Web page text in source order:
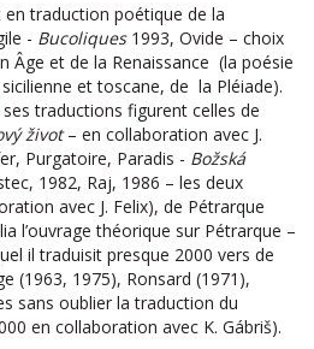
traduction poétique de la
- Bucoliques1993, Ovide – choix
Âge et de la Renaissance (la poésie
et toscane, de la Pléiade).
traductions figurent celles de
život– en collaboration avec J.
Purgatoire, Paradis - Božská
1982, Raj, 1986 – les deux
avec J. Felix), de Pétrarque
l’ouvrage théorique sur Pétrarque –
il traduisit presque 2000 vers de
(1963, 1975), Ronsard (1971),
sans oublier la traduction du
en collaboration avec K. Gábriš).